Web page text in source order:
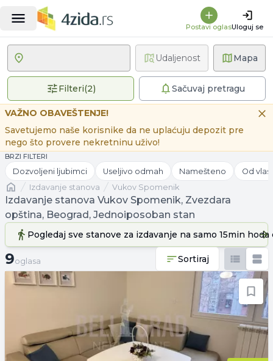
Postavi oglasUloguj se
Mapa
Filteri(2)2 primenjena filteraSačuvaj pretragu
Udaljenost
VAŽNO OBAVEŠTENJE!
Savetujemo naše korisnike da ne uplaćuju depozit pre
nego što provere nekretninu uživo!
BRZI FILTERI
Dozvoljeni ljubimci Useljivo odmah Namešteno Od
Naslovnaizdavanje stanova Vukov Spomenik
Izdavanje stanova Vukov Spomenik, Zvezdara
opština, Beograd, Jednoiposoban stan
Pogledaj sve stanove za izdavanje na samo 15min hoda
9 oglasa
9oglasa Sortiraj